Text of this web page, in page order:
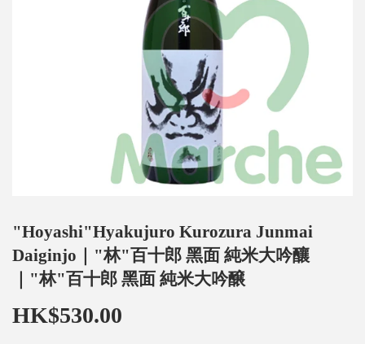
"Hoyashi"Hyakujuro Kurozura Junmai
Daiginjo｜"林"百十郎 黑面 純米大吟釀
｜"林"百十郎 黑面 純米大吟醸
HK$530.00